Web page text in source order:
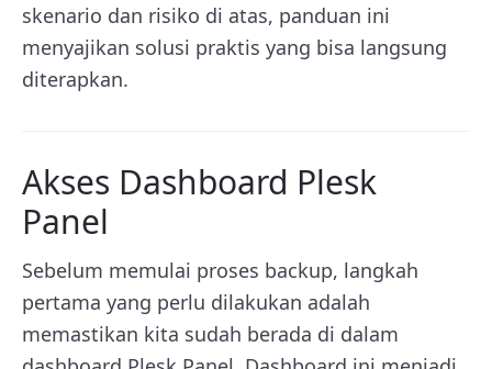
skenario dan risiko di atas, panduan ini
menyajikan solusi praktis yang bisa langsung
diterapkan.
Akses Dashboard Plesk
Panel
Sebelum memulai proses backup, langkah
pertama yang perlu dilakukan adalah
memastikan kita sudah berada di dalam